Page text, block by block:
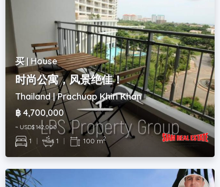
买 | House
时尚公寓，风景绝佳！
Thailand | Prachuap Khiri Khan
฿ 4,700,000
~ USD$ 142,000
1 | 1 | 100 m2